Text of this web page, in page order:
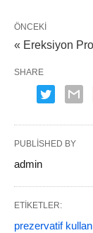
ÖNCEKI
« Ereksiyon
SHARE
PUBLISHED BY
admin
ETIKETLER:
prezervatif